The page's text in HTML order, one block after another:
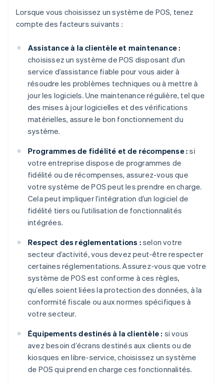
Lorsque vous choisissez un système de POS, tenez
compte des facteurs suivants :
Assistance à la clientèle et maintenance :
choisissez un système de POS disposant d’un
service d’assistance fiable pour vous aider à
résoudre les problèmes techniques ou à mettre à
jour les logiciels. Une maintenance régulière, tel que
des mises à jour logicielles et des vérifications
matérielles, assure le bon fonctionnement du
système.
Programmes de fidélité et de récompense : si
votre entreprise dispose de programmes de
fidélité ou de récompenses, assurez-vous que
votre système de POS peut les prendre en charge.
Cela peut impliquer l’intégration d’un logiciel de
fidélité tiers ou l’utilisation de fonctionnalités
intégrées.
Respect des réglementations : selon votre
secteur d’activité, vous devez peut-être respecter
certaines réglementations. Assurez-vous que votre
système de POS est conforme à ces règles,
qu’elles soient liées la protection des données, à la
conformité fiscale ou aux normes spécifiques à
votre secteur.
Équipements destinés à la clientèle : si vous
avez besoin d’écrans destinés aux clients ou de
kiosques en libre-service, choisissez un système
de POS qui prend en charge ces fonctionnalités.